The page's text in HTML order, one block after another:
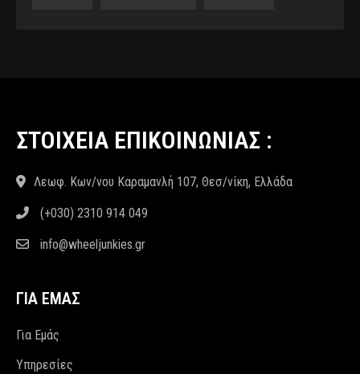
ΣΤΟΙΧΕΙΑ ΕΠΙΚΟΙΝΩΝΙΑΣ :
Λεωφ. Κων/νου Καραμανλή 107, Θεσ/νίκη, Ελλάδα
(+030) 2310 914 049
info@wheeljunkies.gr
ΓΙΑ ΕΜΑΣ
Για Εμάς
Υπηρεσίες